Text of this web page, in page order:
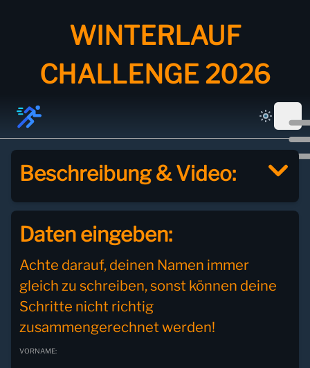
WINTERLAUF
CHALLENGE 2026
Beschreibung & Video:
Daten eingeben:
Achte darauf, deinen Namen immer
gleich zu schreiben, sonst können deine
Schritte nicht richtig
zusammengerechnet werden!
VORNAME: